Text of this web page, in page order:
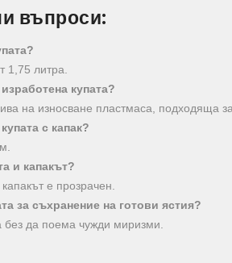
въпроси:
1,75 литра.
купата?
на износване пластмаса, подходяща
с капак?
и капакът?
е прозрачен.
за съхранение на готови ястия?
без да поема чужди миризми.